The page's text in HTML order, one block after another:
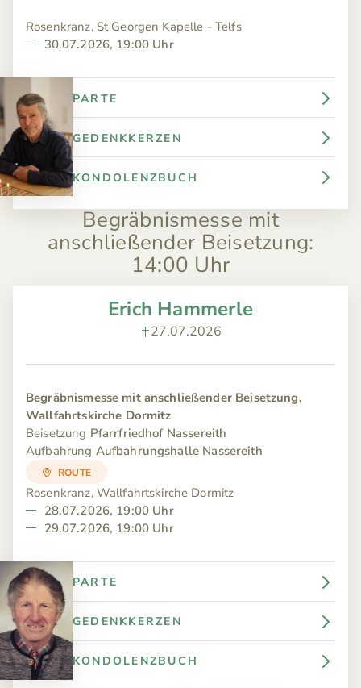
PARTE
GEDENKKERZEN
KONDOLENZBUCH
Rosenkranz, St Georgen Kapelle - Telfs
30.07.2026, 19:00 Uhr
Begräbnismesse mit
anschließender Beisetzung:
14:00 Uhr
PARTE
GEDENKKERZEN
KONDOLENZBUCH
Erich Hammerle
27.07.2026
Begräbnismesse mit anschließender Beisetzung,
Wallfahrtskirche Dormitz
Beisetzung Pfarrfriedhof Nassereith
Aufbahrung Aufbahrungshalle Nassereith
ROUTE
Rosenkranz, Wallfahrtskirche Dormitz
28.07.2026, 19:00 Uhr
29.07.2026, 19:00 Uhr